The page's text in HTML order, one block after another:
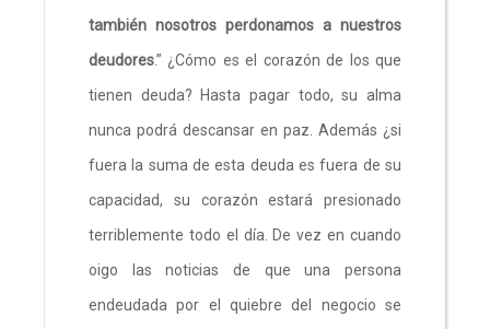
también nosotros perdonamos a nuestros
deudores.” ¿Cómo es el corazón de los que
tienen deuda? Hasta pagar todo, su alma
nunca podrá descansar en paz. Además ¿si
fuera la suma de esta deuda es fuera de su
capacidad, su corazón estará presionado
terriblemente todo el día. De vez en cuando
oigo las noticias de que una persona
endeudada por el quiebre del negocio se